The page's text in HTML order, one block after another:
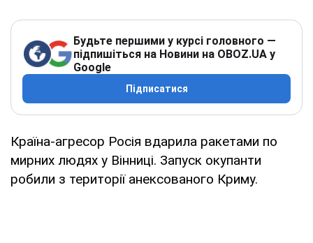
Будьте першими у курсі головного —
підпишіться на Новини на OBOZ.UA у
Google
Підписатися
Країна-агресор Росія вдарила ракетами по
мирних людях у Вінниці. Запуск окупанти
робили з території анексованого Криму.